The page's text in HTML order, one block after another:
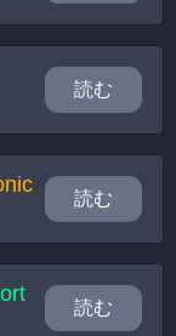
読む
読む
読む